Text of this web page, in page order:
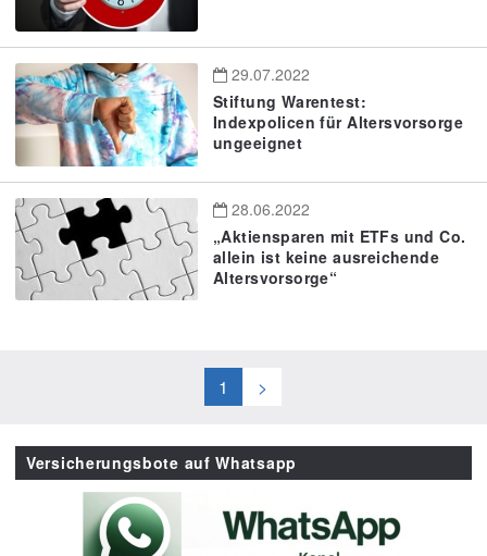
29.07.2022
Stiftung Warentest:
Indexpolicen für Altersvorsorge
ungeeignet
28.06.2022
„Aktiensparen mit ETFs und Co.
allein ist keine ausreichende
Altersvorsorge“
1 >
Versicherungsbote auf Whatsapp